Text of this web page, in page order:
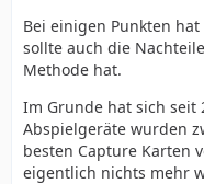
Bei einigen Punkten
sollte auch die
Methode hat.
Im Grunde hat sich seit
Abspielgeräte wurden
besten Capture Karten
eigentlich nichts mehr